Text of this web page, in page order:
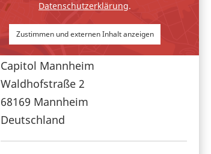
Datenschutzerklärung.
Zustimmen und externen Inhalt anzeigen
Capitol Mannheim
Waldhofstraße 2
68169 Mannheim
Deutschland